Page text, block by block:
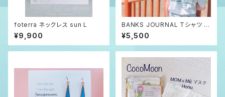
foterra ネックレス sun L
¥9,900
BANKS JOURNAL Tシャツ m
ountain yacht bird バンクス
ジャーナル
¥5,500